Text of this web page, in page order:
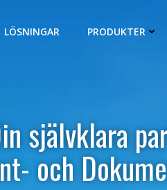
LÖSNINGAR PRODUKTER
självklara
och